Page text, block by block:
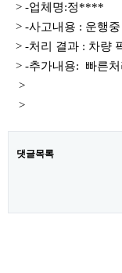
> -업체명:정****
> -사고내용 : 운행
> -처리 결과 : 차량
> -추가내용: 빠른처
>
>
댓글목록